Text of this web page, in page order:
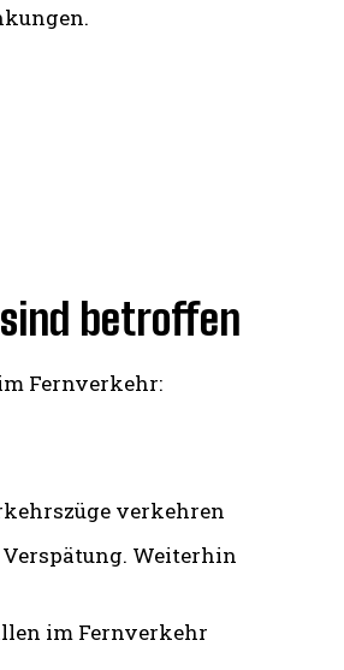
betroffen
Fernverkehr:
verkehren
Weiterhin
im Fernverkehr